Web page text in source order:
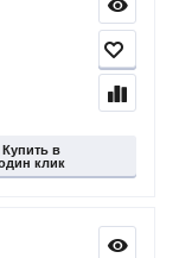
Купить в
клик